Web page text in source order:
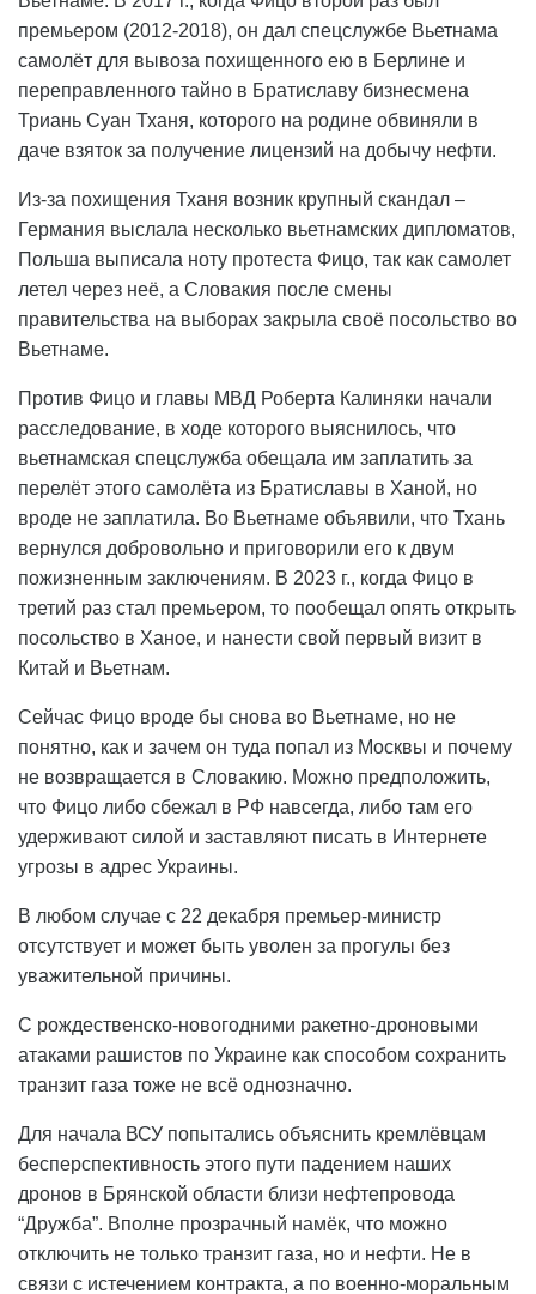
премьером (2012-2018), он дал спецслужбе Вьетнама
самолёт для вывоза похищенного ею в Берлине и
переправленного тайно в Братиславу бизнесмена
Триань Суан Тханя, которого на родине обвиняли в
даче взяток за получение лицензий на добычу нефти.
Из-за похищения Тханя возник крупный скандал –
Германия выслала несколько вьетнамских дипломатов,
Польша выписала ноту протеста Фицо, так как самолет
летел через неё, а Словакия после смены
правительства на выборах закрыла своё посольство во
Вьетнаме.
Против Фицо и главы МВД Роберта Калиняки начали
расследование, в ходе которого выяснилось, что
вьетнамская спецслужба обещала им заплатить за
перелёт этого самолёта из Братиславы в Ханой, но
вроде не заплатила. Во Вьетнаме объявили, что Тхань
вернулся добровольно и приговорили его к двум
пожизненным заключениям. В 2023 г., когда Фицо в
третий раз стал премьером, то пообещал опять открыть
посольство в Ханое, и нанести свой первый визит в
Китай и Вьетнам.
Сейчас Фицо вроде бы снова во Вьетнаме, но не
понятно, как и зачем он туда попал из Москвы и почему
не возвращается в Словакию. Можно предположить,
что Фицо либо сбежал в РФ навсегда, либо там его
удерживают силой и заставляют писать в Интернете
угрозы в адрес Украины.
В любом случае с 22 декабря премьер-министр
отсутствует и может быть уволен за прогулы без
уважительной причины.
С рождественско-новогодними ракетно-дроновыми
атаками рашистов по Украине как способом сохранить
транзит газа тоже не всё однозначно.
Для начала ВСУ попытались объяснить кремлёвцам
бесперспективность этого пути падением наших
дронов в Брянской области близи нефтепровода
“Дружба”. Вполне прозрачный намёк, что можно
отключить не только транзит газа, но и нефти. Не в
связи с истечением контракта, а по военно-моральным